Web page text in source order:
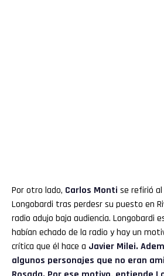
Por otro lado, Carlos Monti se refirió
Longobardi tras perdesr su puesto en
radio adujo baja audiencia. Longobardi
habían echado de la radio y hay un
crítica que él hace a Javier Milei.
algunos personajes que no eran